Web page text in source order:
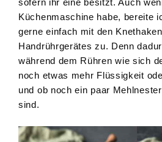
sofern ihr eine besitzt. Auch
Küchenmaschine habe, bereite
gerne einfach mit den
Handrührgerätes zu. Denn
während dem Rühren wie sich
noch etwas mehr Flüssigkeit
und ob noch ein paar
sind.